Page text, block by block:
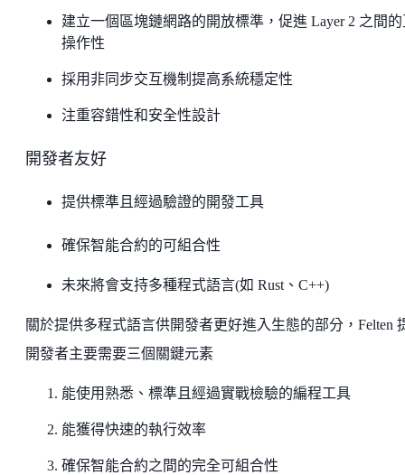
建立一個區塊鏈網路的開放標準，促進 Layer 2 之間
操作性
採用非同步交互機制提高系統穩定性
注重容錯性和安全性設計
開發者友好
提供標準且經過驗證的開發工具
確保智能合約的可組合性
未來將會支持多種程式語言(如 Rust、C++)
關於提供多程式語言供開發者更好進入生態的部分，Felten
開發者主要需要三個關鍵元素
能使用熟悉、標準且經過實戰檢驗的編程工具
能獲得快速的執行效率
確保智能合約之間的完全可組合性